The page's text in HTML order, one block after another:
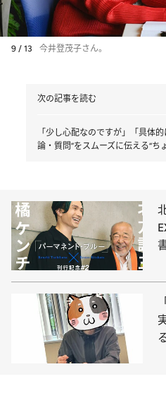
9 / 13 今井登茂子さん。
次の記事を読む
「少し心配なのですが」「具体
論・質問”をスムーズに伝える“ち